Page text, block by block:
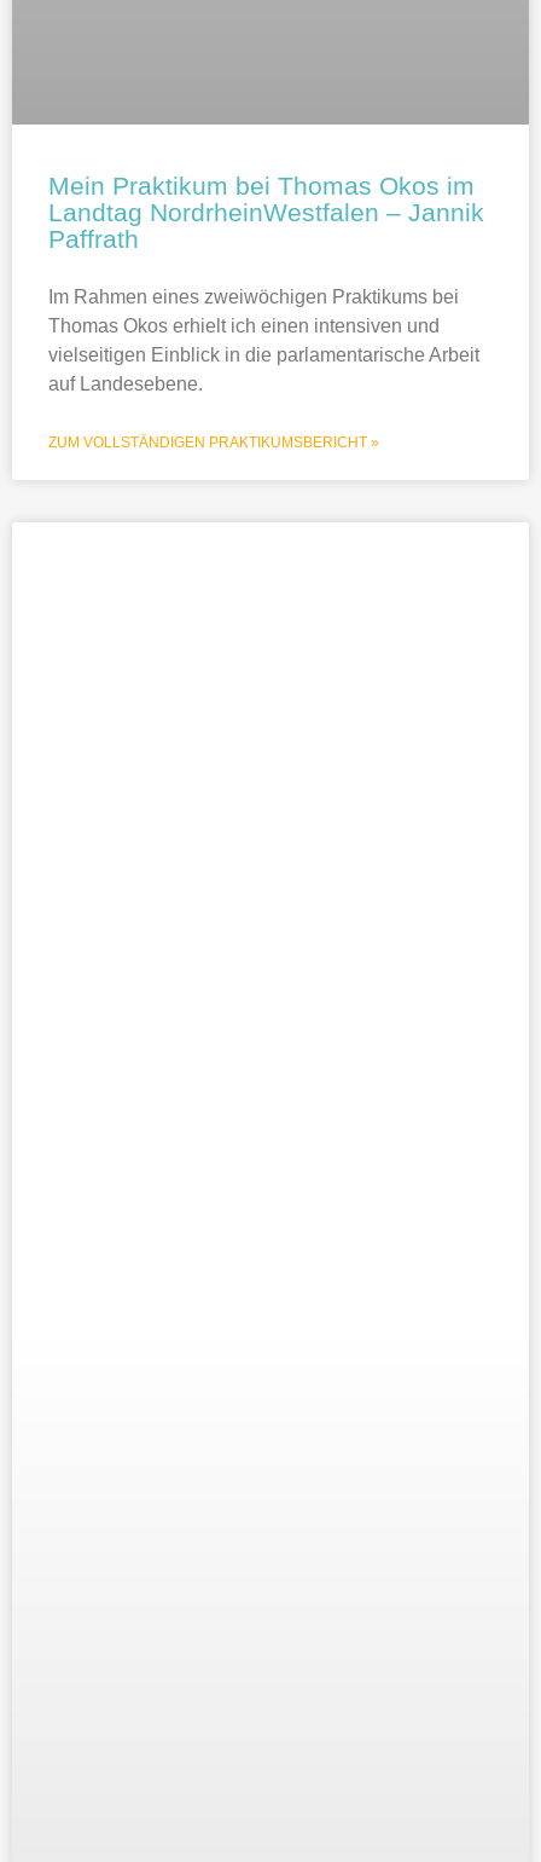
Mein Praktikum bei Thomas Okos im
Landtag NordrheinWestfalen – Jannik
Paffrath
Im Rahmen eines zweiwöchigen Praktikums bei
Thomas Okos erhielt ich einen intensiven und
vielseitigen Einblick in die parlamentarische Arbeit
auf Landesebene.
ZUM VOLLSTÄNDIGEN PRAKTIKUMSBERICHT »